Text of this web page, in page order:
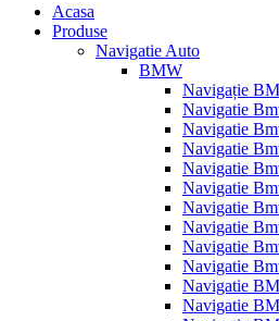
Acasa
Produse
Navigatie Auto
BMW
Navigație
Navigatie
Navigatie
Navigatie
Navigatie
Navigatie
Navigatie
Navigatie
Navigatie
Navigatie
Navigatie
Navigatie